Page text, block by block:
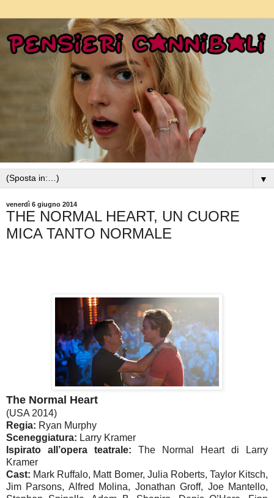
▼
venerdì 6 giugno 2014
THE NORMAL HEART, UN CUORE
MICA TANTO NORMALE
The Normal Heart
(USA 2014)
Regia: Ryan Murphy
Sceneggiatura: Larry Kramer
Ispirato all’opera teatrale: The Normal Heart di Larry
Kramer
Cast: Mark Ruffalo, Matt Bomer, Julia Roberts, Taylor Kitsch,
Jim Parsons, Alfred Molina, Jonathan Groff, Joe Mantello,